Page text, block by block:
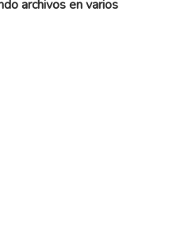
archivos en varios